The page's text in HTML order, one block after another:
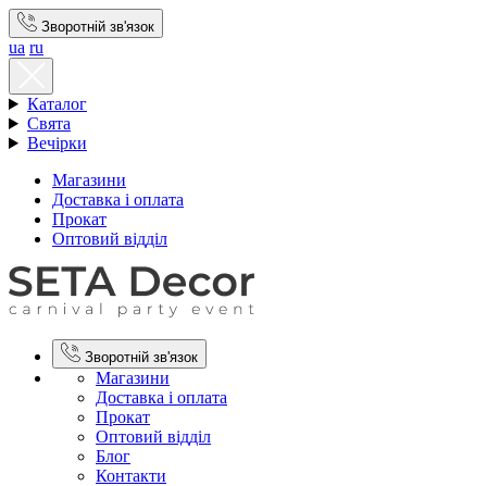
Зворотній зв'язок
ua ru
Каталог
Свята
Вечірки
Магазини
Доставка і оплата
Прокат
Оптовий відділ
Зворотній зв'язок
Магазини
Доставка і оплата
Прокат
Оптовий відділ
Блог
Контакти